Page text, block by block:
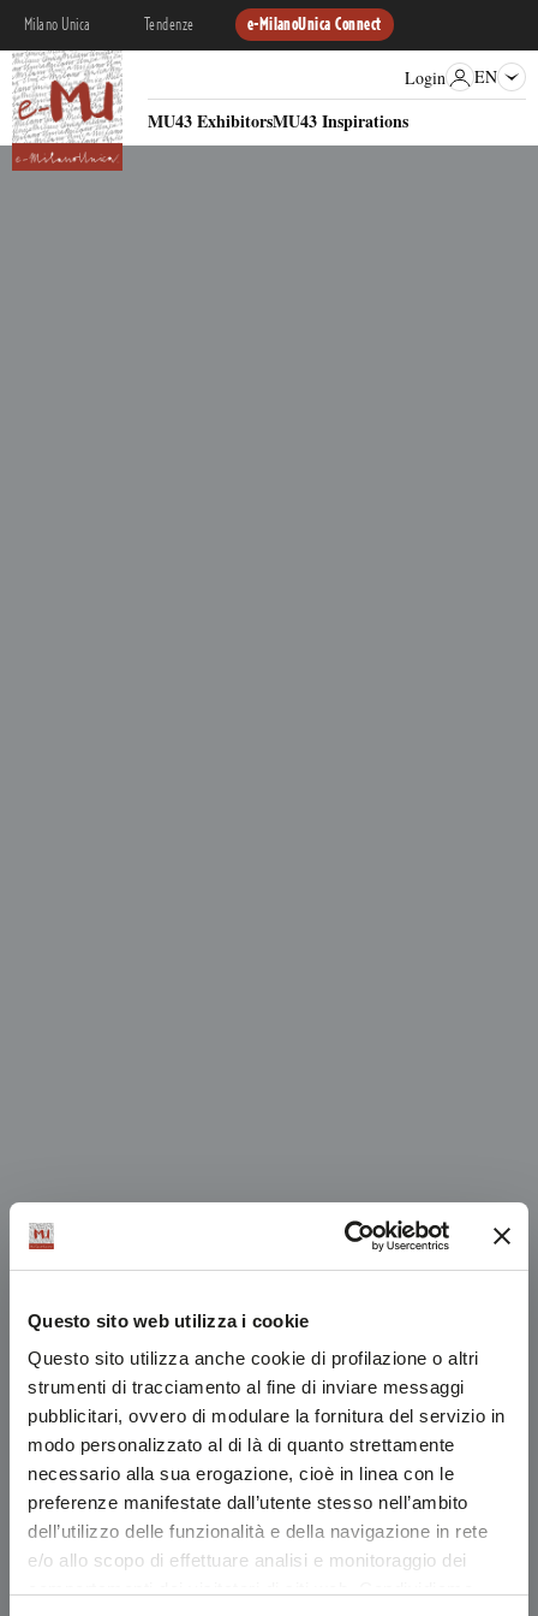
Questo sito web utilizza i cookie
Questo sito utilizza anche cookie di profilazione o altri
strumenti di tracciamento al fine di inviare messaggi
pubblicitari, ovvero di modulare la fornitura del servizio in
modo personalizzato al di là di quanto strettamente
necessario alla sua erogazione, cioè in linea con le
preferenze manifestate dall’utente stesso nell’ambito
dell’utilizzo delle funzionalità e della navigazione in rete
e/o allo scopo di effettuare analisi e monitoraggio dei
Milano Unica Tendenze e-MilanoUnica Connect
MU43 ExhibitorsMU43 Inspirations
Login EN